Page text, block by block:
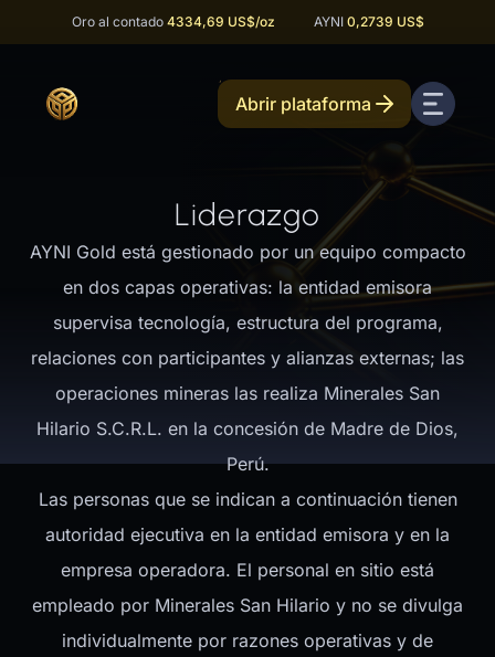
Oro al contado 4334,69 US$/oz AYNI 0,2739 US$
Abrir plataforma
Liderazgo
AYNI Gold está gestionado por un equipo compacto
en dos capas operativas: la entidad emisora
supervisa tecnología, estructura del programa,
relaciones con participantes y alianzas externas; las
operaciones mineras las realiza Minerales San
Hilario S.C.R.L. en la concesión de Madre de Dios,
Perú.
Las personas que se indican a continuación tienen
autoridad ejecutiva en la entidad emisora y en la
empresa operadora. El personal en sitio está
empleado por Minerales San Hilario y no se divulga
individualmente por razones operativas y de